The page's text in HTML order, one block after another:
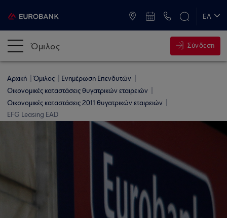
ΕΛ
Όμιλος Σύνδεση
Αρχική Όμιλος
Ενημέρωση Επενδυτών
Οικονομικές καταστάσεις θυγατρικών εταιρειών
Οικονομικές καταστάσεις 2011 θυγατρικών εταιρειών
EFG Leasing EAD